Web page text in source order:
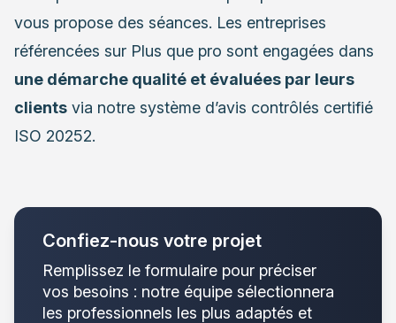
vous propose des séances. Les entreprises
référencées sur Plus que pro sont engagées dans
une démarche qualité et évaluées par leurs
clients via notre système d’avis contrôlés certifié
ISO 20252.
Confiez-nous votre projet
Remplissez le formulaire pour préciser
vos besoins : notre équipe sélectionnera
les professionnels les plus adaptés et